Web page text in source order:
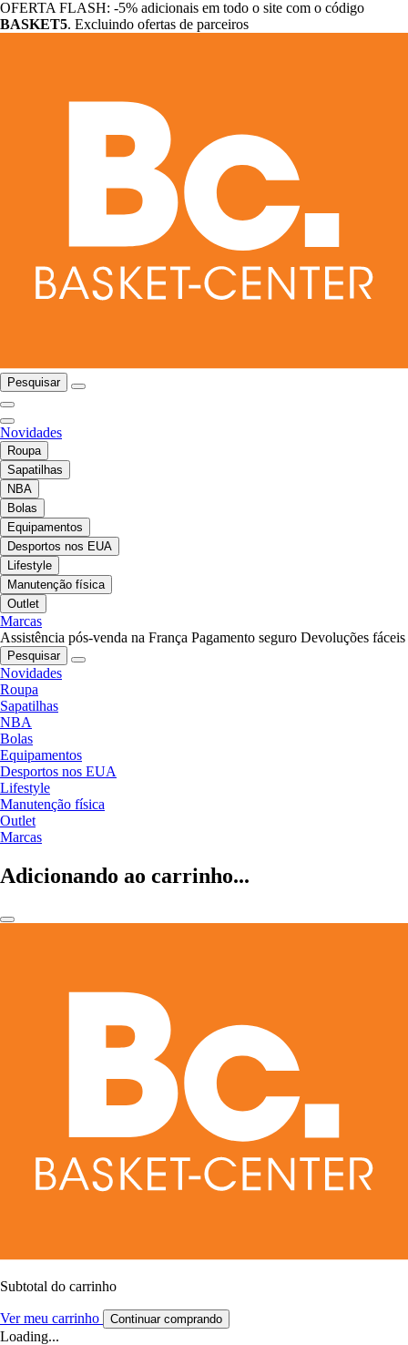
OFERTA FLASH: -5% adicionais em todo o site com o código
BASKET5. Excluindo ofertas de parceiros
Pesquisar
Novidades
Roupa
Sapatilhas
NBA
Bolas
Equipamentos
Desportos nos EUA
Lifestyle
Manutenção física
Outlet
Marcas
Assistência pós-venda na França Pagamento seguro Devoluções fáceis
Pesquisar
Novidades
Roupa
Sapatilhas
NBA
Bolas
Equipamentos
Desportos nos EUA
Lifestyle
Manutenção física
Outlet
Marcas
Adicionando ao carrinho...
Subtotal do carrinho
Ver meu carrinho Continuar comprando
Loading...